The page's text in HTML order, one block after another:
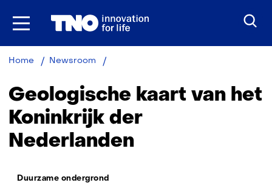
Ga
Home Newsroom
van
het
Koninkrijk
der
Nederlanden
Geologische kaart van het
Koninkrijk der
Nederlanden
Thema:
Duurzame ondergrond